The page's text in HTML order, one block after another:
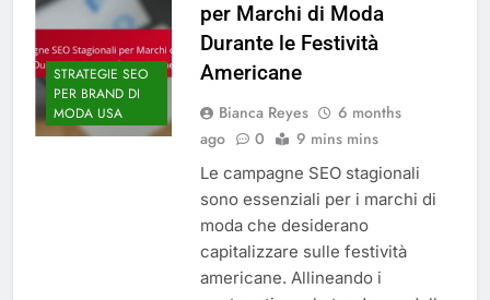
STRATEGIE SEO
PER BRAND DI
MODA USA
per Marchi di Moda
Durante le Festività
Americane
Bianca Reyes
6 months
ago
0 9 mins mins
Le campagne SEO stagionali
sono essenziali per i marchi di
moda che desiderano
capitalizzare sulle festività
americane. Allineando i